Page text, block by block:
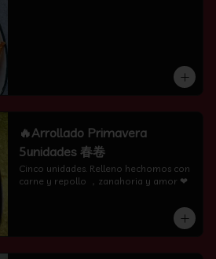
🔥Arrollado Primavera
5unidades 春卷
Cinco unidades. Relleno hechomos con
carne y repollo ，zanahoria y amor ❤